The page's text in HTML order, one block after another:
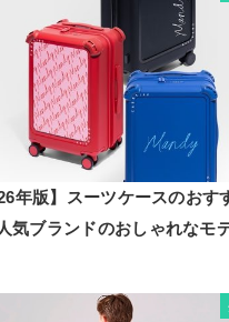
年版】スーツケースのおす
気ブランドのおしゃれなモ